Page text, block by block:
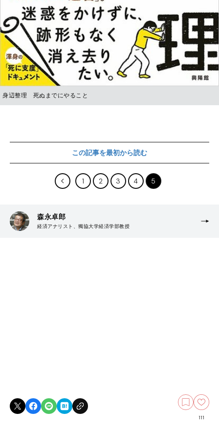
身辺整理 死ぬまでにやること
この記事を最初から読む
1 2 3 4 5
森永卓郎
経済アナリスト、獨協大学経済学部教授
111